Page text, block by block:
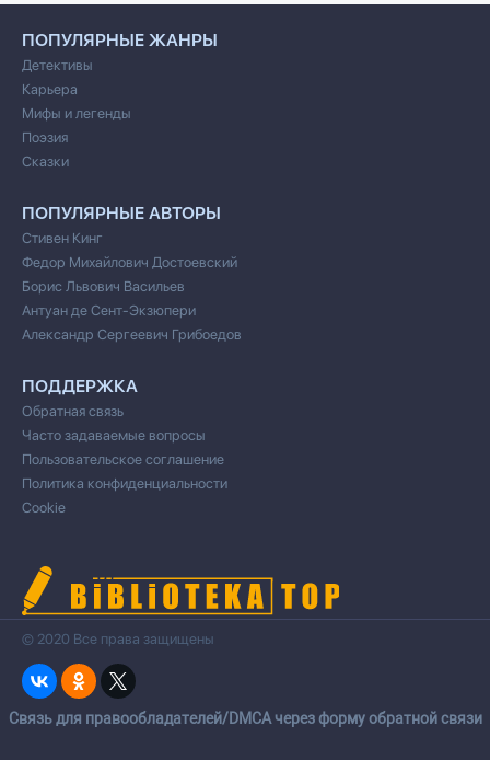
ПОПУЛЯРНЫЕ ЖАНРЫ
Детективы
Карьера
Мифы и легенды
Поэзия
Сказки
ПОПУЛЯРНЫЕ АВТОРЫ
Стивен Кинг
Федор Михайлович Достоевский
Борис Львович Васильев
Антуан де Сент-Экзюпери
Александр Сергеевич Грибоедов
ПОДДЕРЖКА
Обратная связь
Часто задаваемые вопросы
Пользовательское соглашение
Политика конфиденциальности
Cookie
© 2020 Все права защищены
Cвязь для правообладателей/DMCA через форму обратной связи